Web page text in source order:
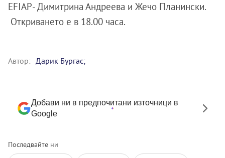
EFIAP- Димитрина Андреева и Жечо Планински.
Откриването е в 18.00 часа.
Автор: Дарик Бургас;
Добави ни в предпочитани източници в
Google
Последвайте ни